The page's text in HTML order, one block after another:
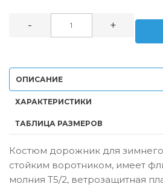
- +
ОПИСАНИЕ
ХАРАКТЕРИСТИКИ
ТАБЛИЦА РАЗМЕРОВ
Костюм дорожник для
стойким воротником, имеет
молния Т5/2, ветрозащитная